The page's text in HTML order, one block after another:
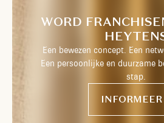
WORD
Een bewezen concept. Een
Een persoonlijke en duurzame
stap.
INFORMEER